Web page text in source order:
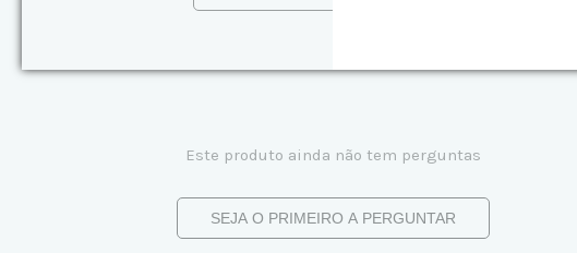
Este produto ainda não tem perguntas
SEJA O PRIMEIRO A PERGUNTAR